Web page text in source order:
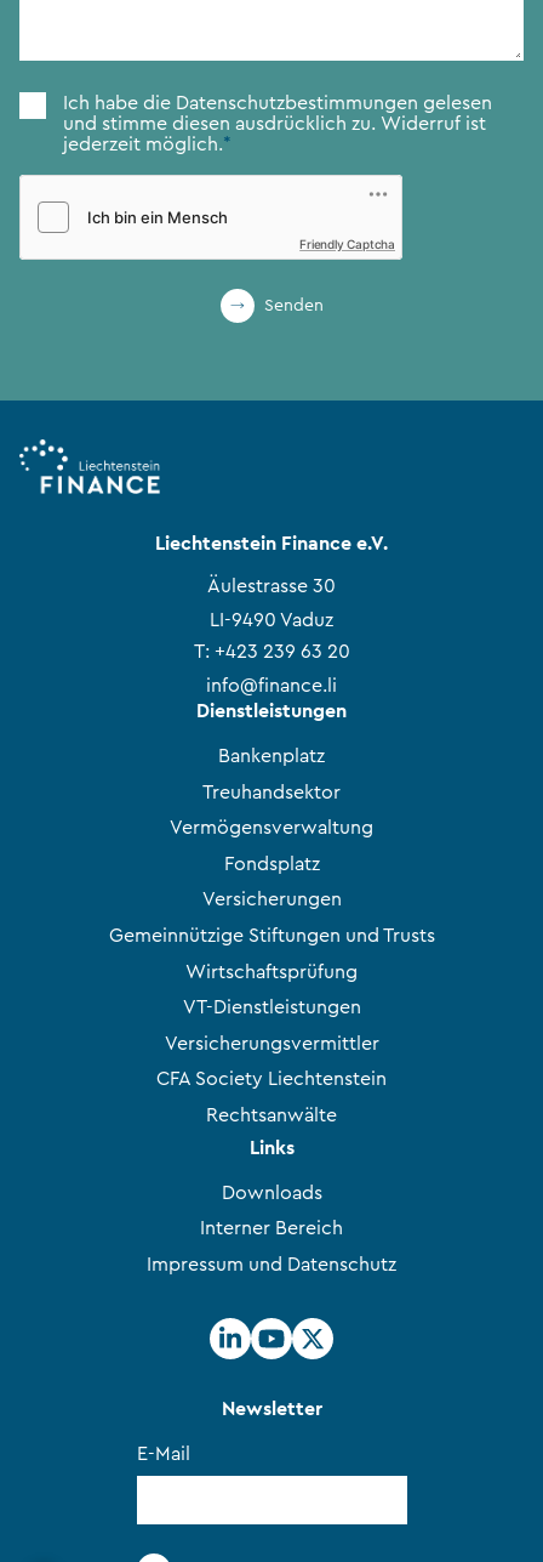
Zustimmung*
Ich habe die Datenschutzbestimmungen gelesen
und stimme diesen ausdrücklich zu. Widerruf ist
jederzeit möglich.*
Friendly Captcha
Senden
Liechtenstein Finance e.V.
Äulestrasse 30
LI-9490 Vaduz
T: +423 239 63 20
info@finance.li
Dienstleistungen
Bankenplatz
Treuhandsektor
Vermögensverwaltung
Fondsplatz
Versicherungen
Gemeinnützige Stiftungen und Trusts
Wirtschaftsprüfung
VT-Dienstleistungen
Versicherungsvermittler
CFA Society Liechtenstein
Rechtsanwälte
Links
Downloads
Interner Bereich
Impressum und Datenschutz
Newsletter
E-Mail